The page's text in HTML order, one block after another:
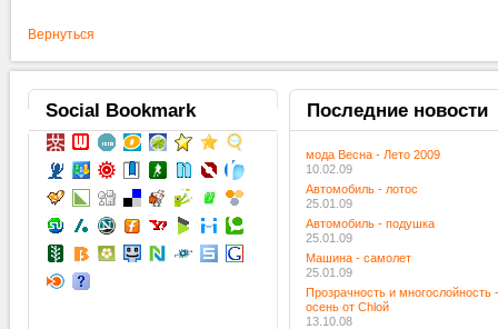
Вернуться
Social Bookmark Последниеновости
мода Весна - Лето 2009
10.02.09
Автомобиль - лотос
25.01.09
Автомобиль - подушка
25.01.09
Машина - самолет
25.01.09
Прозрачность и многослойность -
осень от Chloй
13.10.08